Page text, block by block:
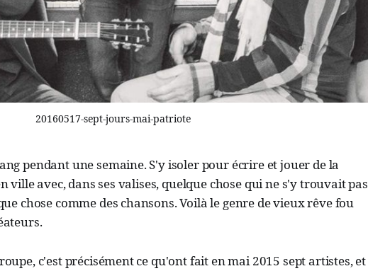
20160517-sept-jours-mai-patriote
pendant une semaine. S'y isoler pour écrire et jouer de la
ville avec, dans ses valises, quelque chose qui ne s'y trouvait pas
chose comme des chansons. Voilà le genre de vieux rêve fou
c'est précisément ce qu'ont fait en mai 2015 sept artistes, et